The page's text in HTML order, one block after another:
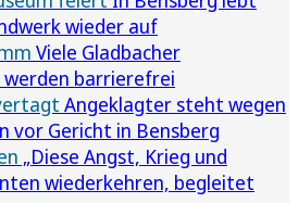
wieder auf
Viele Gladbacher
barrierefrei
Angeklagter steht wegen
vor Gericht in Bensberg
„Diese Angst, Krieg und
wiederkehren, begleitet